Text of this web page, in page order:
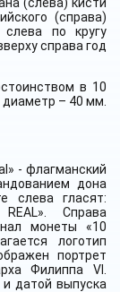
(справа)
по кругу
справа год
в 10
диаметр – 40 мм.
- флагманский
дона
слева гласят:
REAL». Справа
монеты «10
логотип
портрет
Филиппа VI.
и датой выпуска